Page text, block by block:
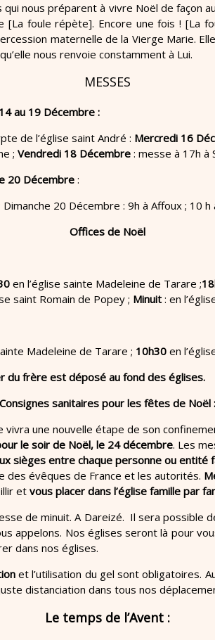
nous préparent à vivre Noël de façon
foule répète]. Encore une fois ! [La
maternelle de la Vierge Marie.
nous renvoie constamment à Lui.
MESSES
au 19 Décembre :
de l’église saint André : Mercredi 16
; Vendredi 18 Décembre : messe à 17h à
20 Décembre :
20 Décembre : 9h à Affoux ; 10
Offices de Noël
en l’église sainte Madeleine de Tarare ;
saint Romain de Popey ; Minuit : en
Madeleine de Tarare ; 10h30 en
du frère est déposé au fond des églises.
Consignes sanitaires pour les fêtes de Noël :
vivra une nouvelle étape de son
le soir de Noël, le 24 décembre. Les
sièges entre chaque personne ou entité
des évêques de France et les autorités.
et vous placer dans l’église famille par
de minuit. A Dareizé. Il sera possible
appelons. Nos églises seront là pour
dans nos églises.
et l’utilisation du gel sont obligatoires.
distanciation dans tous nos
Le temps de l’Avent :